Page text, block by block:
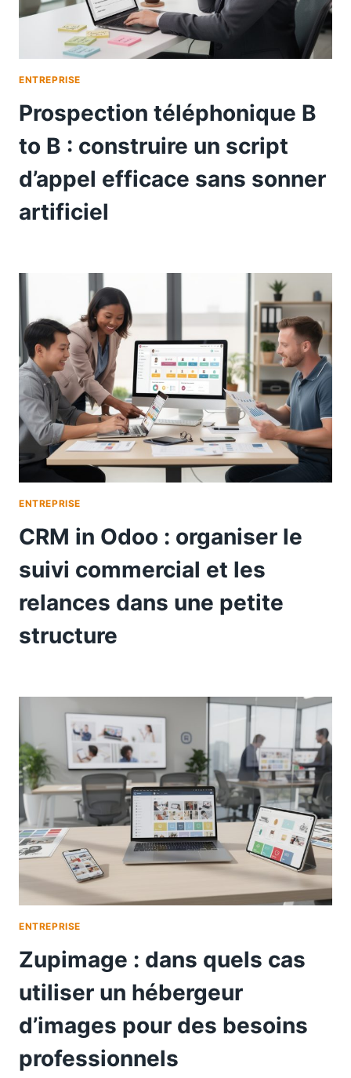
ENTREPRISE
Prospection téléphonique B
to B : construire un script
d’appel efficace sans sonner
artificiel
ENTREPRISE
CRM in Odoo : organiser le
suivi commercial et les
relances dans une petite
structure
ENTREPRISE
Zupimage : dans quels cas
utiliser un hébergeur
d’images pour des besoins
professionnels